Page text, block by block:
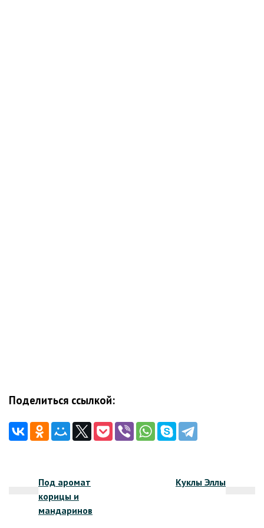
Поделиться ссылкой:
записям
Под аромат
корицы и
мандаринов
Куклы Эллы